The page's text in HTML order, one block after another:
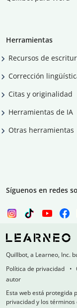
Herramientas
Recursos de
Corrección
Citas y originalidad
Herramientas de IA
Otras herramientas
Síguenos en redes
Quillbot, a Learneo, Inc.
Política de privacidad
autor
Esta web está protegida
privacidad y los